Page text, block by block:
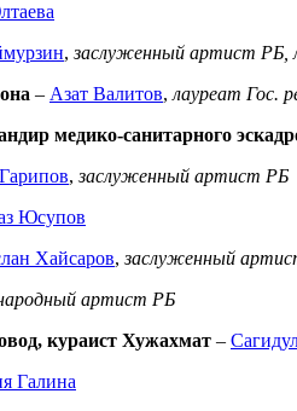
,заслуженный артист РБ,
– Азат Валитов, лауреат Гос.
медико-санитарного
,заслуженный артист РБ
Юсупов
Хайсаров,заслуженный
артист РБ
кураист Хужахмат –
Галина